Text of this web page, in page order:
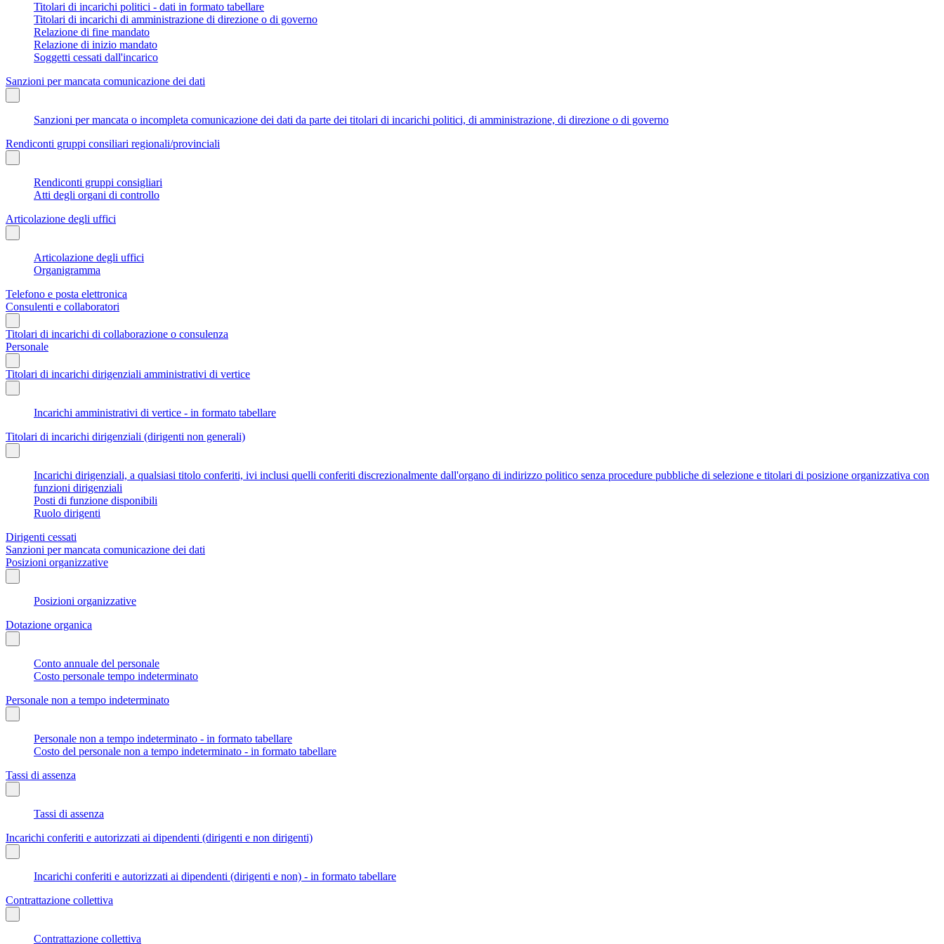
Titolari di incarichi politici - dati in formato tabellare
Titolari di incarichi di amministrazione di direzione o di governo
Relazione di fine mandato
Relazione di inizio mandato
Soggetti cessati dall'incarico
Sanzioni per mancata comunicazione dei dati
Sanzioni per mancata o incompleta comunicazione dei dati da parte dei titolari di incarichi politici, di amministrazione, di direzione o di governo
Rendiconti gruppi consiliari regionali/provinciali
Rendiconti gruppi consigliari
Atti degli organi di controllo
Articolazione degli uffici
Articolazione degli uffici
Organigramma
Telefono e posta elettronica
Consulenti e collaboratori
Titolari di incarichi di collaborazione o consulenza
Personale
Titolari di incarichi dirigenziali amministrativi di vertice
Incarichi amministrativi di vertice - in formato tabellare
Titolari di incarichi dirigenziali (dirigenti non generali)
Incarichi dirigenziali, a qualsiasi titolo conferiti, ivi inclusi quelli conferiti discrezionalmente dall'organo di indirizzo politico senza procedure pubbliche di selezione e titolari di posizione organizzativa con
funzioni dirigenziali
Posti di funzione disponibili
Ruolo dirigenti
Dirigenti cessati
Sanzioni per mancata comunicazione dei dati
Posizioni organizzative
Posizioni organizzative
Dotazione organica
Conto annuale del personale
Costo personale tempo indeterminato
Personale non a tempo indeterminato
Personale non a tempo indeterminato - in formato tabellare
Costo del personale non a tempo indeterminato - in formato tabellare
Tassi di assenza
Tassi di assenza
Incarichi conferiti e autorizzati ai dipendenti (dirigenti e non dirigenti)
Incarichi conferiti e autorizzati ai dipendenti (dirigenti e non) - in formato tabellare
Contrattazione collettiva
Contrattazione collettiva